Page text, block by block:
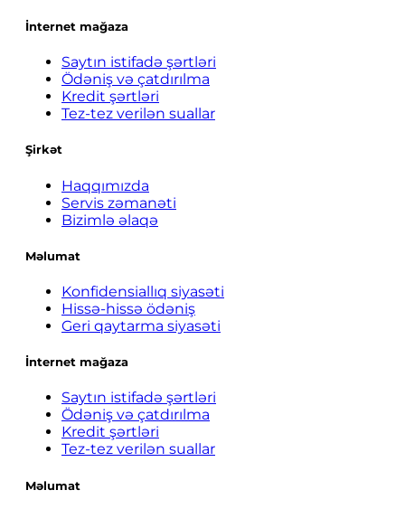
İnternet mağaza
Saytın istifadə şərtləri
Ödəniş və çatdırılma
Kredit şərtləri
Tez-tez verilən suallar
Şirkət
Haqqımızda
Servis zəmanəti
Bizimlə əlaqə
Məlumat
Konfidensiallıq siyasəti
Hissə-hissə ödəniş
Geri qaytarma siyasəti
İnternet mağaza
Saytın istifadə şərtləri
Ödəniş və çatdırılma
Kredit şərtləri
Tez-tez verilən suallar
Məlumat